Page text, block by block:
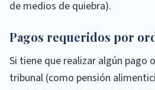
de medios de quiebra).
Pagos requeridos por
Si tiene que realizar algún pago
tribunal (como pensión